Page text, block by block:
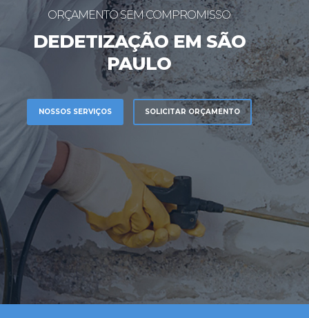
ORÇAMENTO SEM COMPROMISSO
DEDETIZAÇÃO EM SÃO
PAULO
NOSSOS SERVIÇOS SOLICITAR ORÇAMENTO